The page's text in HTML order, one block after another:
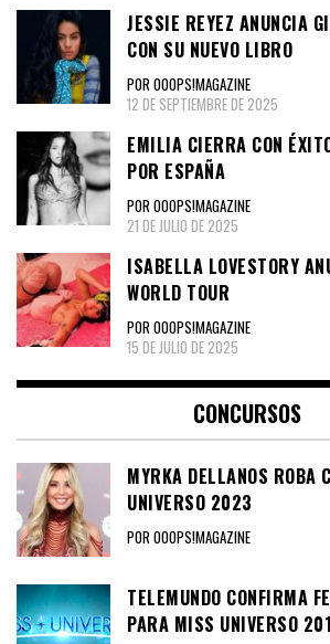
JESSIE REYEZ ANUNCIA
CON SU NUEVO LIBRO
POR OOOPS!MAGAZINE
12 DE SEPTIEMBRE DE 2025
EMILIA CIERRA CON
POR ESPAÑA
POR OOOPS!MAGAZINE
21 DE JULIO DE 2025
ISABELLA LOVESTORY
WORLD TOUR
POR OOOPS!MAGAZINE
15 DE JULIO DE 2025
CONCURSOS
MYRKA DELLANOS ROBA
UNIVERSO 2023
POR OOOPS!MAGAZINE
TELEMUNDO CONFIRMA
PARA MISS UNIVERSO